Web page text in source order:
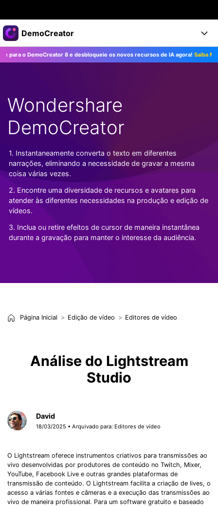
Produtos em destaque
Criatividade digital com IA generativa
Utilitários
Negócios
Sala de imprensa
Loja
Suporte
DemoCreator
Produtos
Recursos
Todos os recursos >
Recursos de IA
Dicas de IA
Todos os recursos de IA >
Soluções
DemoCreator para
Blog
Mais Soluções >
Central de Ajuda
Começe a Usar
Suporte
TESTE GRÁTIS COMPRE AGORA
Entrar
o DemoCreator 8 e desbloqueie os novos recursos de IA agora! Saiba Mais>>
Wondershare
DemoCreator
1. Instantaneamente converta o texto em diferentes
narrações, eliminando a necessidade de gravar a mesma
coisa várias vezes.
2. Encontre uma diversidade de recursos e avatares para
atender às diferentes necessidades na produção e edição de
vídeos.
3. Inclua ou retire efeitos de cursor de maneira instantânea
durante a gravação para manter o interesse da audiência.
Página Inicial Edição de vídeo Editores de vídeo
Análise do Lightstream
Studio
David
18/03/2025 • Arquivado para: Editores de vídeo
O Lightstream oferece instrumentos criativos para transmissões ao
vivo desenvolvidas por produtores de conteúdo no Twitch, Mixer,
YouTube, Facebook Live e outras grandes plataformas de
transmissão de conteúdo. O Lightstream facilita a criação de lives, o
acesso a várias fontes e câmeras e a execução das transmissões ao
vivo de maneira profissional. Para um software gratuito e baseado